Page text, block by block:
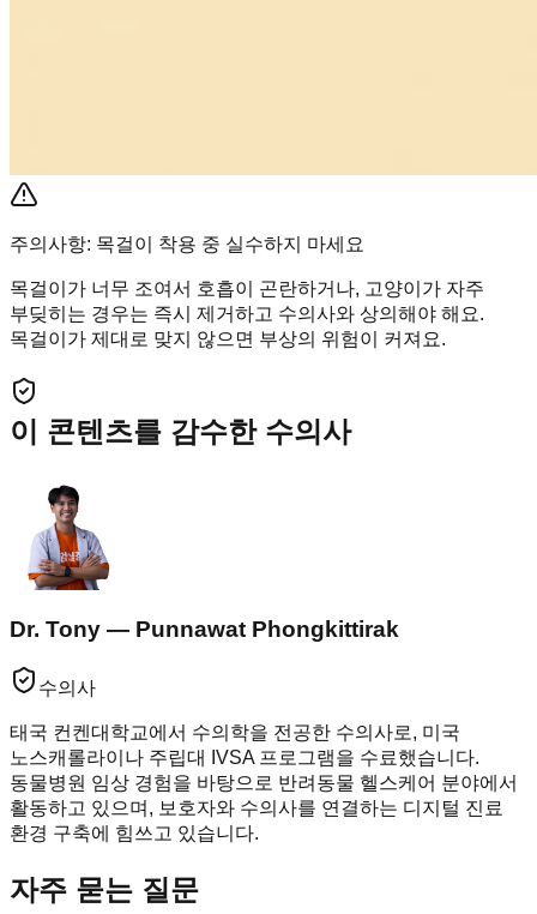
주의사항: 목걸이 착용 중 실수하지 마세요
목걸이가 너무 조여서 호흡이 곤란하거나, 고양이가 자주
부딪히는 경우는 즉시 제거하고 수의사와 상의해야 해요.
목걸이가 제대로 맞지 않으면 부상의 위험이 커져요.
이 콘텐츠를 감수한 수의사
Dr. Tony — Punnawat Phongkittirak
수의사
태국 컨켄대학교에서 수의학을 전공한 수의사로, 미국
노스캐롤라이나 주립대 IVSA 프로그램을 수료했습니다.
동물병원 임상 경험을 바탕으로 반려동물 헬스케어 분야에서
활동하고 있으며, 보호자와 수의사를 연결하는 디지털 진료
환경 구축에 힘쓰고 있습니다.
자주 묻는 질문